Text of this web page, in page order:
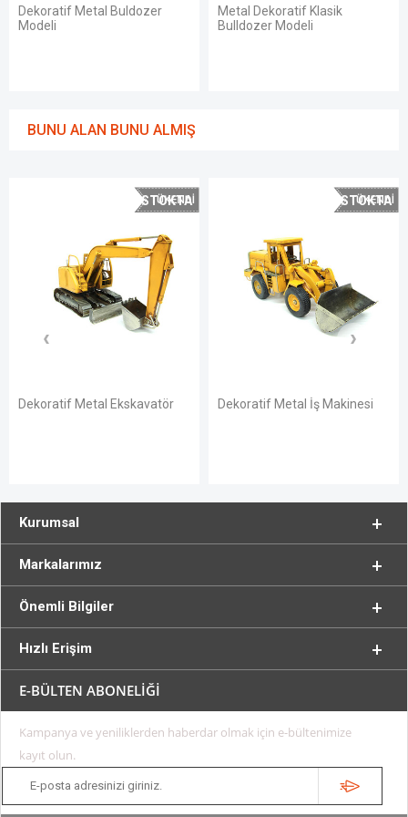
Dekoratif Metal Buldozer
Modeli
Metal Dekoratif Klasik
Bulldozer Modeli
BUNU ALAN BUNU ALMIŞ
STOKTA
Dekoratif Metal Ekskavatör
STOKTA
Dekoratif Metal İş Makinesi
Kurumsal
Markalarımız
Önemli Bilgiler
Hızlı Erişim
E-BÜLTEN ABONELİĞİ
Kampanya ve yeniliklerden haberdar olmak için e-bültenimize
kayıt olun.